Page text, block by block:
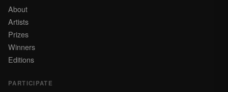
About
Artists
Prizes
Winners
Editions
PARTICIPATE